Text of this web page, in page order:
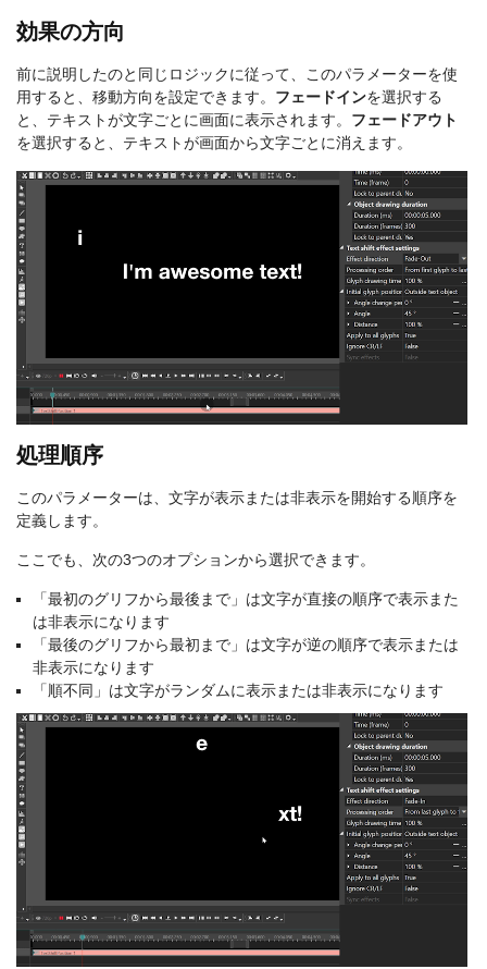
効果の方向
前に説明したのと同じロジックに従って、このパラメーターを使
用すると、移動方向を設定できます。 フェードインを選択する
と、テキストが文字ごとに画面に表示されます。 フェードアウト
を選択すると、テキストが画面から文字ごとに消えます。
処理順序
このパラメーターは、文字が表示または非表示を開始する順序を
定義します。
ここでも、次の3つのオプションから選択できます。
「最初のグリフから最後まで」は文字が直接の順序で表示また
は非表示になります
「最後のグリフから最初まで」は文字が逆の順序で表示または
非表示になります
「順不同」は文字がランダムに表示または非表示になります